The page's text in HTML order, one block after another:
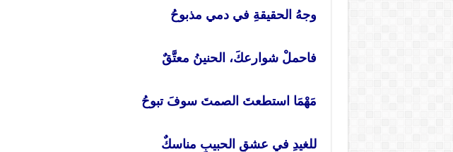
وجهُ الحقيقةِ في دمي مذبوحُ
فاحملْ شوارعكَ، الحنينُ معتَّقٌ
مَهْمَا استطعتَ الصمتَ سوفَ تبوحُ
للغيدِ في عشقِ الحبيبِ مناسكٌ